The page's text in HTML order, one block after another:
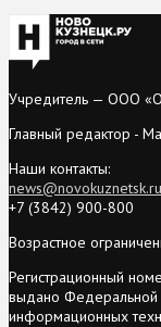
Учредитель — ООО
Главный редактор -
Наши контакты:
news@novokuznetsk.ru
+7 (3842) 900-800
Возрастное
Регистрационный
выдано Федеральной
информационных